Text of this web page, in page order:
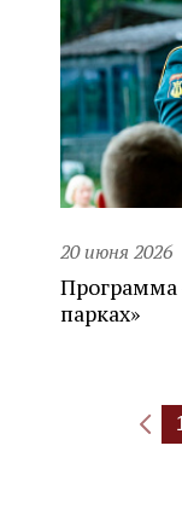
20 июня 2026
Программа
парках»